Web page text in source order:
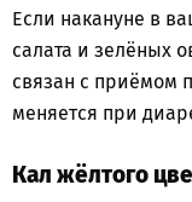
Если накануне в
салата и зелёных
связан с приёмом
меняется при
Кал жёлтого